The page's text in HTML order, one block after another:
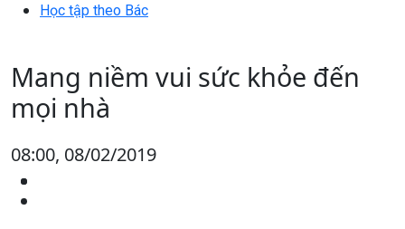
Học tập theo Bác
Mang niềm vui sức khỏe đến
mọi nhà
08:00, 08/02/2019